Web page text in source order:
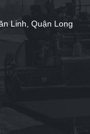
Linh, Quận Long